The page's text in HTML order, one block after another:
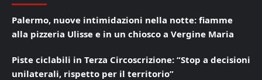
Palermo, nuove intimidazioni nella notte: fiamme
alla pizzeria Ulisse e in un chiosco a Vergine Maria
Piste ciclabili in Terza Circoscrizione: “Stop a decisioni
unilaterali, rispetto per il territorio”